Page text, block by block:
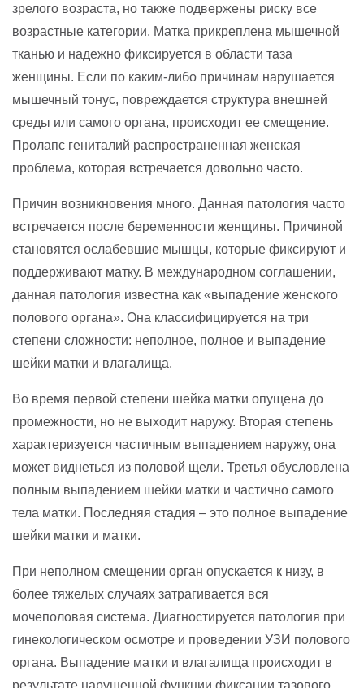
зрелого возраста, но также подвержены риску все
возрастные категории. Матка прикреплена мышечной
тканью и надежно фиксируется в области таза
женщины. Если по каким-либо причинам нарушается
мышечный тонус, повреждается структура внешней
среды или самого органа, происходит ее смещение.
Пролапс гениталий распространенная женская
проблема, которая встречается довольно часто.
Причин возникновения много. Данная патология часто
встречается после беременности женщины. Причиной
становятся ослабевшие мышцы, которые фиксируют и
поддерживают матку. В международном соглашении,
данная патология известна как «выпадение женского
полового органа». Она классифицируется на три
степени сложности: неполное, полное и выпадение
шейки матки и влагалища.
Во время первой степени шейка матки опущена до
промежности, но не выходит наружу. Вторая степень
характеризуется частичным выпадением наружу, она
может виднеться из половой щели. Третья обусловлена
полным выпадением шейки матки и частично самого
тела матки. Последняя стадия – это полное выпадение
шейки матки и матки.
При неполном смещении орган опускается к низу, в
более тяжелых случаях затрагивается вся
мочеполовая система. Диагностируется патология при
гинекологическом осмотре и проведении УЗИ полового
органа. Выпадение матки и влагалища происходит в
результате нарушенной функции фиксации тазового